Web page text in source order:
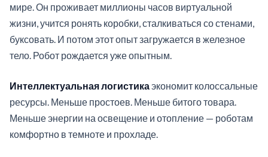
мире. Он проживает миллионы часов виртуальной
жизни, учится ронять коробки, сталкиваться со стенами,
буксовать. И потом этот опыт загружается в железное
тело. Робот рождается уже опытным.
Интеллектуальная логистика экономит колоссальные
ресурсы. Меньше простоев. Меньше битого товара.
Меньше энергии на освещение и отопление — роботам
комфортно в темноте и прохладе.